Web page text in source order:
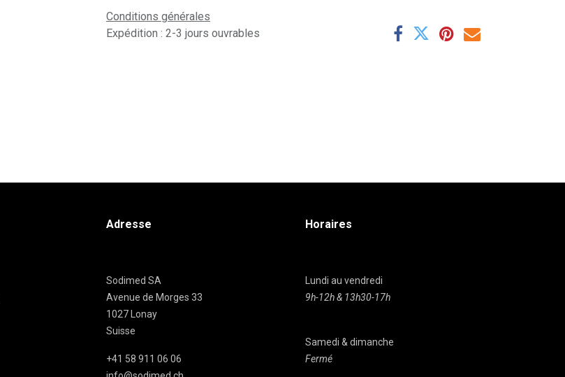
Conditions générales
Expédition : 2-3 jours ouvrables
Adresse
Sodimed SA
Avenue de Morges 33
1027 Lonay
Suisse
+41 58 911 06 06
Horaires
Lundi au vendredi
9h-12h & 13h30-17h
Samedi & dimanche
Fermé